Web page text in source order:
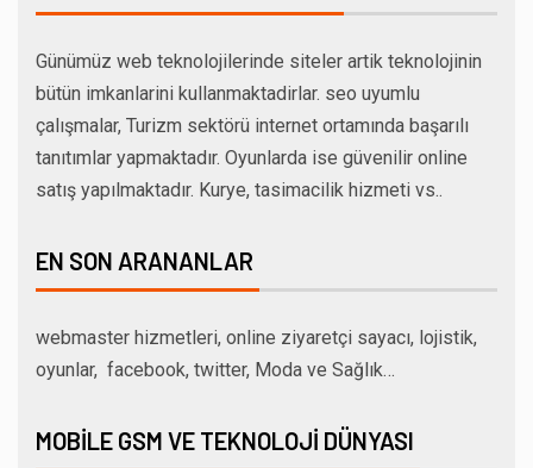
Günümüz web teknolojilerinde siteler artik teknolojinin
bütün imkanlarini kullanmaktadirlar. seo uyumlu
çalışmalar, Turizm sektörü internet ortamında başarılı
tanıtımlar yapmaktadır. Oyunlarda ise güvenilir online
satış yapılmaktadır. Kurye, tasimacilik hizmeti vs..
EN SON ARANANLAR
webmaster hizmetleri, online ziyaretçi sayacı, lojistik,
oyunlar, facebook, twitter, Moda ve Sağlık…
MOBILE GSM VE TEKNOLOJI DÜNYASI